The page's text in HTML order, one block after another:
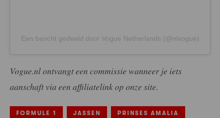
Een bericht gedeeld door Vogue Netherlands (@nlvogue)
Vogue.nl ontvangt een commissie wanneer je iets
aanschaft via een affiliatelink op onze site.
FORMULE 1 JASSEN PRINSES AMALIA